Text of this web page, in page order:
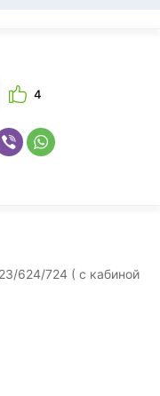
4
624/724 ( с кабиной